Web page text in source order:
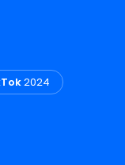
2024